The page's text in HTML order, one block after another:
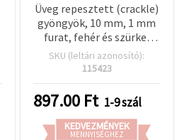
Üveg repesztett (crackle)
gyöngyök, 10 mm, 1 mm
furat, fehér és szürke,
szál ~85 db –
ékszerkészítéshez,
kreatív hobbi
alkotásokhoz (vegyes)
SKU (leltári azonosító):
115423
897.00 Ft 1-9 szál
KEDVEZMÉNYEK
MENNYISÉGHEZ